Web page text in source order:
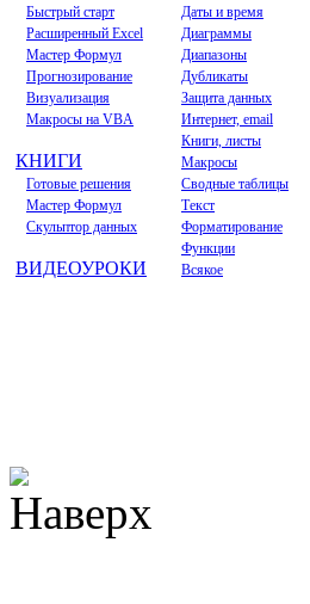
Быстрый старт
Расширенный Excel
Мастер Формул
Прогнозирование
Визуализация
Макросы на VBA
КНИГИ
Готовые решения
Мастер Формул
Скульптор данных
ВИДЕОУРОКИ
Даты и время
Диаграммы
Диапазоны
Дубликаты
Защита данных
Интернет, email
Книги, листы
Макросы
Сводные таблицы
Текст
Форматирование
Функции
Всякое